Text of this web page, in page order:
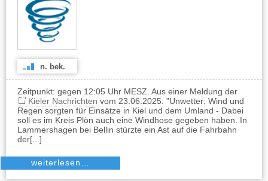
n. bek.
Zeitpunkt: gegen 12:05 Uhr MESZ. Aus einer Meldung der
Kieler Nachrichten vom 23.06.2025: "Unwetter: Wind und
Regen sorgten für Einsätze in Kiel und dem Umland - Dabei
soll es im Kreis Plön auch eine Windhose gegeben haben. In
Lammershagen bei Bellin stürzte ein Ast auf die Fahrbahn
der[...]
weiterlesen…